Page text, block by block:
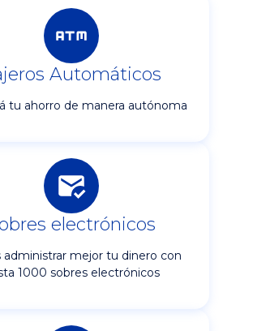
Automáticos
tu ahorro de manera autónoma
electrónicos
administrar mejor tu dinero con
1000 sobres electrónicos